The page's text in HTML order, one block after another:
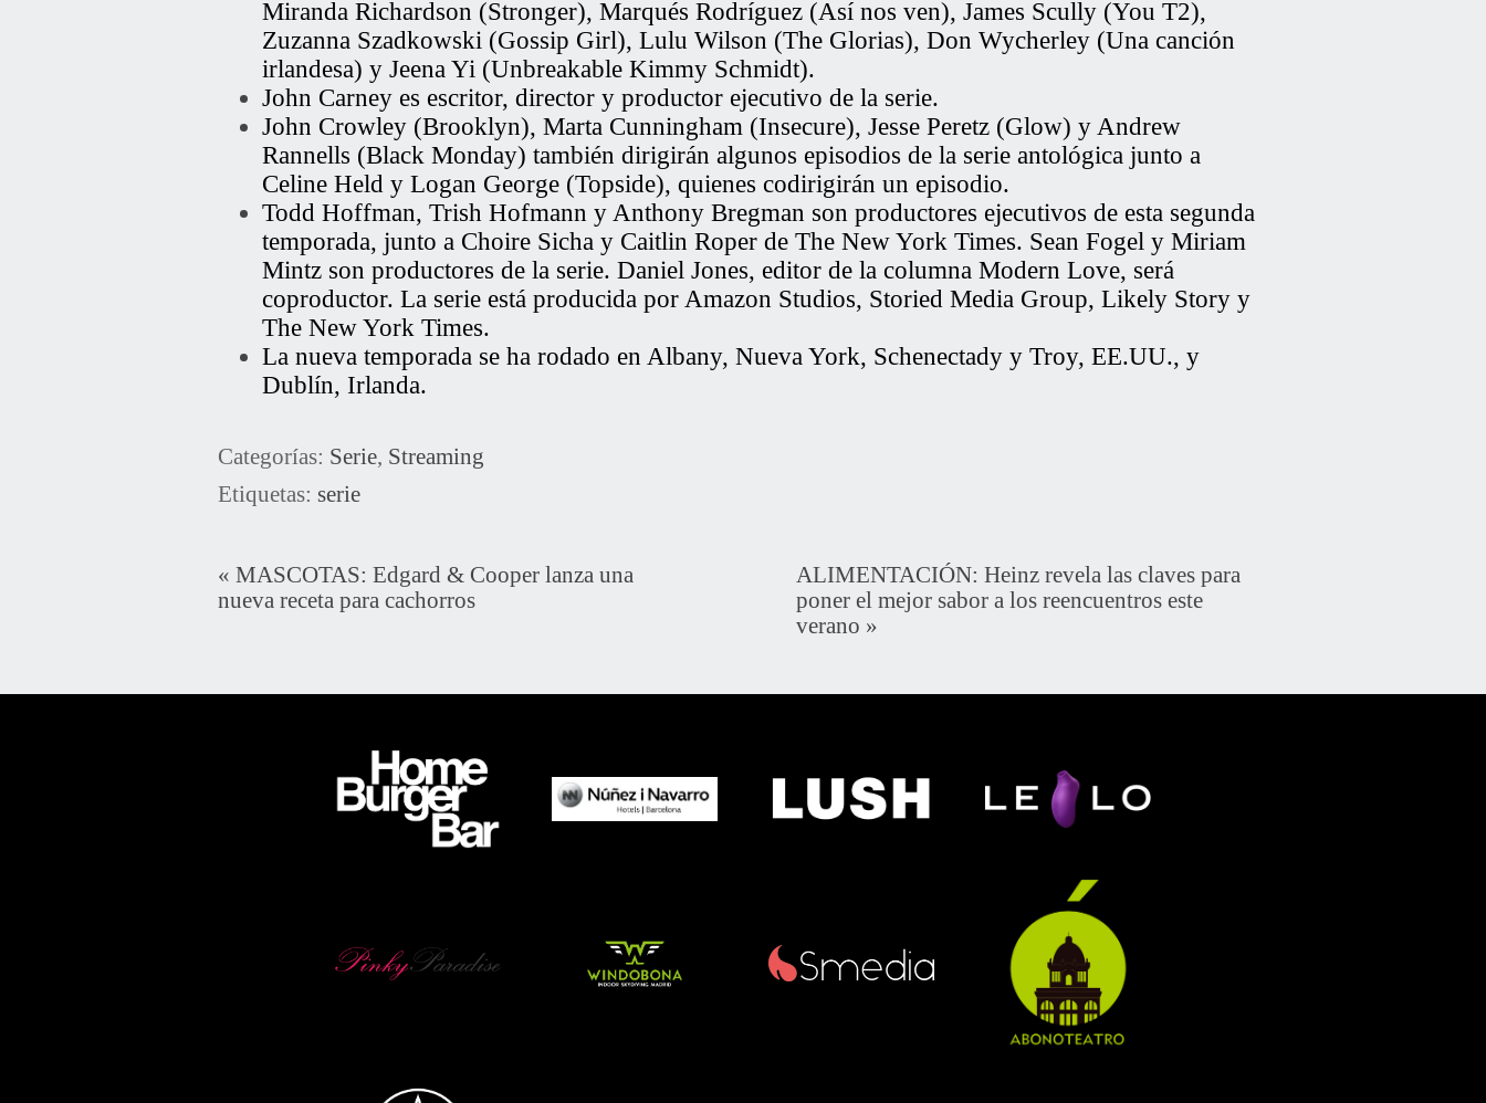
Miranda Richardson (Stronger), Marqués Rodríguez (Así nos ven), James Scully (You T2),
Zuzanna Szadkowski (Gossip Girl), Lulu Wilson (The Glorias), Don Wycherley (Una canción
irlandesa) y Jeena Yi (Unbreakable Kimmy Schmidt).
John Carney es escritor, director y productor ejecutivo de la serie.
John Crowley (Brooklyn), Marta Cunningham (Insecure), Jesse Peretz (Glow) y Andrew
Rannells (Black Monday) también dirigirán algunos episodios de la serie antológica junto a
Celine Held y Logan George (Topside), quienes codirigirán un episodio.
Todd Hoffman, Trish Hofmann y Anthony Bregman son productores ejecutivos de esta segunda
temporada, junto a Choire Sicha y Caitlin Roper de The New York Times. Sean Fogel y Miriam
Mintz son productores de la serie. Daniel Jones, editor de la columna Modern Love, será
coproductor. La serie está producida por Amazon Studios, Storied Media Group, Likely Story y
The New York Times.
La nueva temporada se ha rodado en Albany, Nueva York, Schenectady y Troy, EE.UU., y
Dublín, Irlanda.
Categorías: Serie, Streaming
Etiquetas: serie
« MASCOTAS: Edgard & Cooper lanza una
nueva receta para cachorros
ALIMENTACIÓN: Heinz revela las claves para
poner el mejor sabor a los reencuentros este
verano »